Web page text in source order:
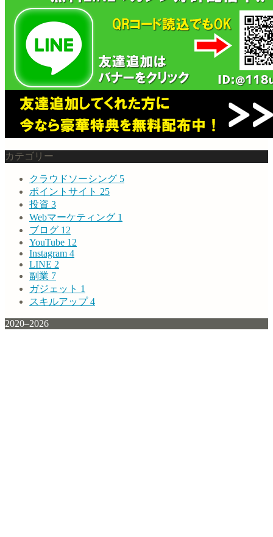
カテゴリー
クラウドソーシング 5
ポイントサイト 25
投資 3
Webマーケティング 1
ブログ 12
YouTube 12
Instagram 4
LINE 2
副業 7
ガジェット 1
スキルアップ4
2020–2026